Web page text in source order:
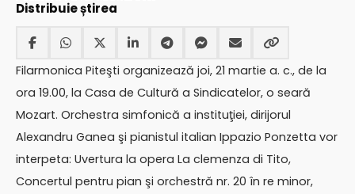
Distribuie știrea
Filarmonica Piteşti organizează joi, 21 martie a. c., de la
ora 19.00, la Casa de Cultură a Sindicatelor, o seară
Mozart. Orchestra simfonică a instituţiei, dirijorul
Alexandru Ganea şi pianistul italian Ippazio Ponzetta vor
interpeta: Uvertura la opera La clemenza di Tito,
Concertul pentru pian şi orchestră nr. 20 în re minor,